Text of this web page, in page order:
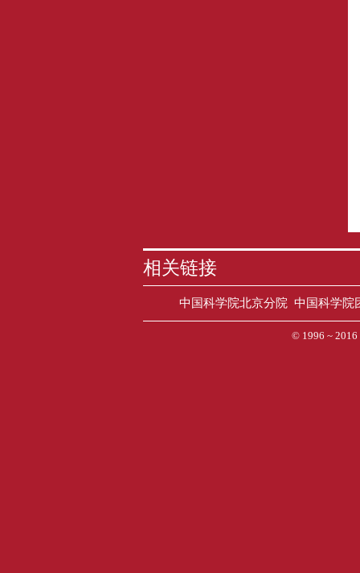
相关链接
中国科学院北京分院 中国科学院
© 1996 ~